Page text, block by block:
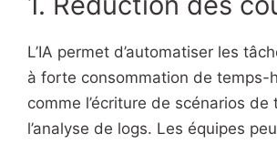
L’IA permet d’automatiser les
à forte consommation de temps-
comme l’écriture de scénarios de
l’analyse de logs. Les équipes